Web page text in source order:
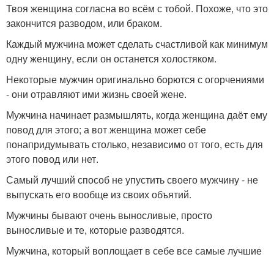
Твоя женщина согласна во всём с тобой. Похоже, что это
закончится разводом, или браком.
Каждый мужчина может сделать счастливой как минимум
одну женщину, если он останется холостяком.
Некоторые мужчин оригинально борются с огорчениями
- они отравляют ими жизнь своей жене.
Мужчина начинает размышлять, когда женщина даёт ему
повод для этого; а вот женщина может себе
понапридумывать столько, независимо от того, есть для
этого повод или нет.
Самый лучший способ не упустить своего мужчину - не
выпускать его вообще из своих объятий.
Мужчины бывают очень выносливые, просто
выносливые и те, которые разводятся.
Мужчина, который воплощает в себе все самые лучшие